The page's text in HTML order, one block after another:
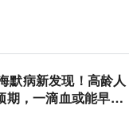
默病新发现！高龄人
期，一滴血或能早预